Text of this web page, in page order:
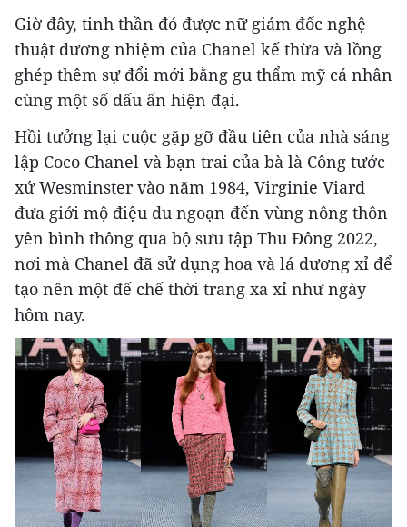
Giờ đây, tinh thần đó được nữ giám đốc nghệ
thuật đương nhiệm của Chanel kế thừa và lồng
ghép thêm sự đổi mới bằng gu thẩm mỹ cá nhân
cùng một số dấu ấn hiện đại.
Hồi tưởng lại cuộc gặp gỡ đầu tiên của nhà sáng
lập Coco Chanel và bạn trai của bà là Công tước
xứ Wesminster vào năm 1984, Virginie Viard
đưa giới mộ điệu du ngoạn đến vùng nông thôn
yên bình thông qua bộ sưu tập Thu Đông 2022,
nơi mà Chanel đã sử dụng hoa và lá dương xỉ để
tạo nên một đế chế thời trang xa xỉ như ngày
hôm nay.